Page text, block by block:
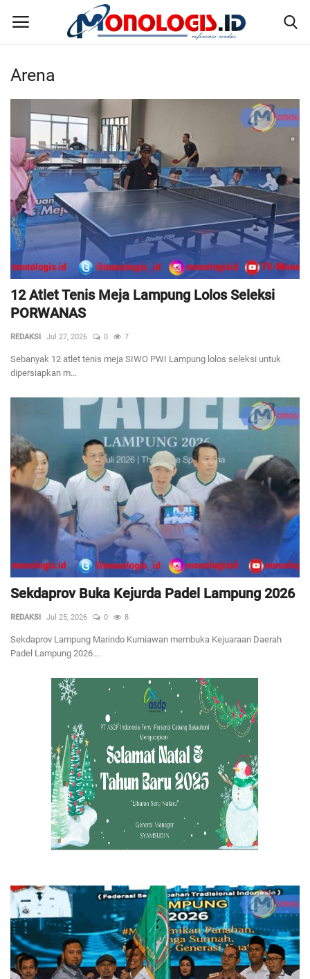
Disclaimer
Susunan Redaksi
Pedoman Pemberitaan Media Siber
Nusantara
Galeri
Regional
Pendidikan
Olahraga
Wisata
Politik
Hukum & Kriminal
Internasional
Advertorial
Monologis TV
Arena
12 Atlet Tenis Meja Lampung Lolos Seleksi
PORWANAS
REDAKSI Jul 27, 2026 0 7
Sebanyak 12 atlet tenis meja SIWO PWI Lampung lolos seleksi untuk
dipersiapkan m...
Sekdaprov Buka Kejurda Padel Lampung 2026
REDAKSI Jul 25, 2026 0 8
Sekdaprov Lampung Marindo Kurniawan membuka Kejuaraan Daerah
Padel Lampung 2026....